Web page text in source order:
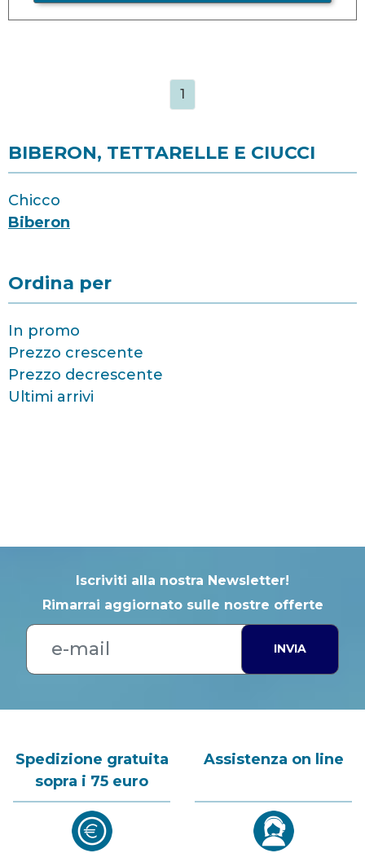
BIBERON, TETTARELLE E CIUCCI
Chicco
Biberon
Ordina per
In promo
Prezzo crescente
Prezzo decrescente
Ultimi arrivi
1
Iscriviti alla nostra Newsletter!
Rimarrai aggiornato sulle nostre offerte
INVIA
Spedizione gratuita
sopra i 75 euro
Assistenza on line